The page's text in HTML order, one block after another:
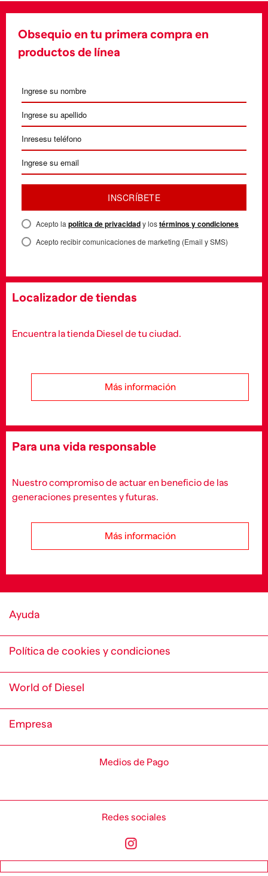
Obsequio en tu primera compra en
productos de línea
INSCRÍBETE
Acepto la política de privacidady lostérminos y condiciones
Acepto recibir comunicaciones de marketing (Email y SMS)
Localizador de tiendas
Encuentra la tienda Diesel de tu ciudad.
Más información
Para una vida responsable
Nuestro compromiso de actuar en beneficio de las
generaciones presentes y futuras.
Más información
Ayuda
Política de cookies y condiciones
World of Diesel
Empresa
Medios de Pago
Redes sociales